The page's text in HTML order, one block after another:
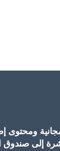
ومحتوى
إلى صندوق